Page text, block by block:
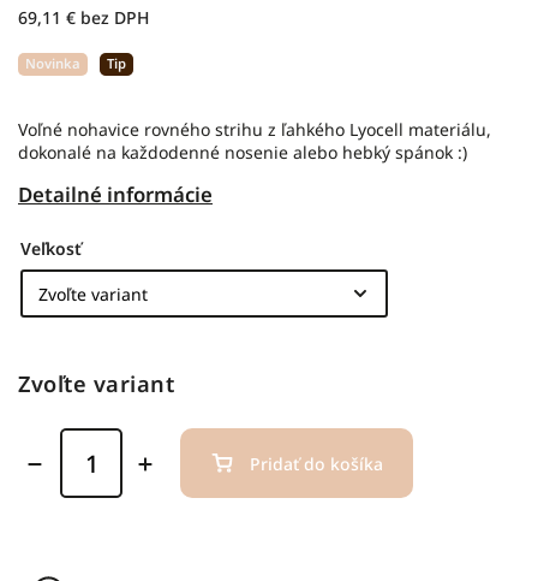
69,11 € bez DPH
Novinka Tip
Voľné nohavice rovného strihu z ľahkého Lyocell materiálu,
dokonalé na každodenné nosenie alebo hebký spánok :)
Detailné informácie
Veľkosť
Zvoľte variant
Pridať do košíka